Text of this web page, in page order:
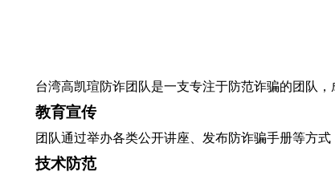
台湾高凯瑄防诈团队是一支专注于防范诈骗的团队
教育宣传
团队通过举办各类公开讲座、发布防诈骗手册等方
技术防范